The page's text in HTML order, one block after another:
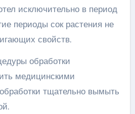
исключительно в период
периоды сок растения не
свойств.
обработки
медицинскими
тщательно вымыть